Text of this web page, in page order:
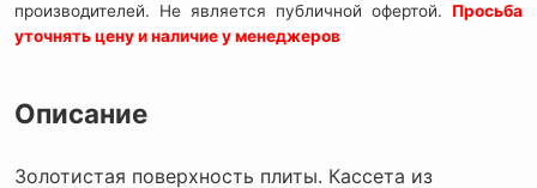
производителей. Не является публичной офертой. Просьба
уточнять цену и наличие у менеджеров
Описание
Золотистая поверхность плиты. Кассета из